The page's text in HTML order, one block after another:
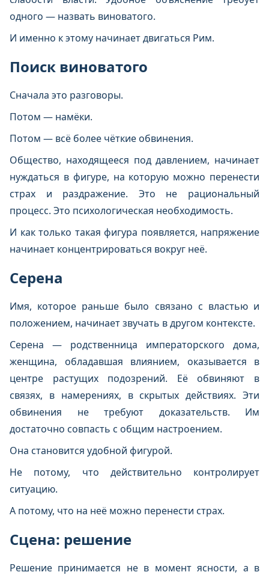
одного — назвать виноватого.
И именно к этому начинает двигаться Рим.
Поиск виноватого
Сначала это разговоры.
Потом — намёки.
Потом — всё более чёткие обвинения.
Общество, находящееся под давлением, начинает
нуждаться в фигуре, на которую можно перенести
страх и раздражение. Это не рациональный
процесс. Это психологическая необходимость.
И как только такая фигура появляется, напряжение
начинает концентрироваться вокруг неё.
Серена
Имя, которое раньше было связано с властью и
положением, начинает звучать в другом контексте.
Серена — родственница императорского дома,
женщина, обладавшая влиянием, оказывается в
центре растущих подозрений. Её обвиняют в
связях, в намерениях, в скрытых действиях. Эти
обвинения не требуют доказательств. Им
достаточно совпасть с общим настроением.
Она становится удобной фигурой.
Не потому, что действительно контролирует
ситуацию.
А потому, что на неё можно перенести страх.
Сцена: решение
Решение принимается не в момент ясности, а в